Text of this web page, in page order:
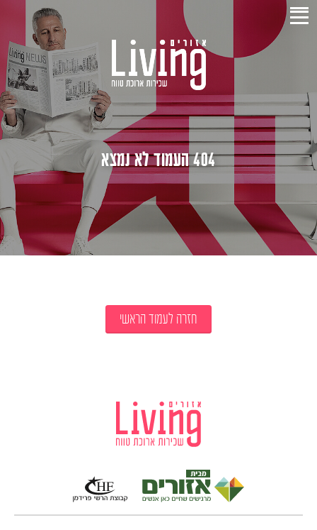
404 העמוד לא נמצא
חזרה לעמוד הראשי